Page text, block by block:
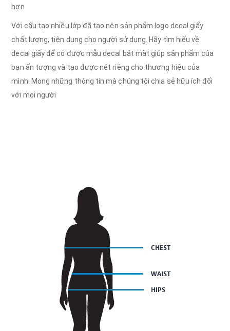
hơn
Với cấu tạo nhiều lớp đã tạo nên sản phẩm logo decal giấy
chất lượng, tiện dụng cho người sử dụng. Hãy tìm hiểu về
decal giấy để có được mẫu decal bắt mắt giúp sản phẩm của
bạn ấn tượng và tạo được nét riêng cho thương hiệu của
mình. Mong những thông tin mà chúng tôi chia sẻ hữu ích đối
với mọi người